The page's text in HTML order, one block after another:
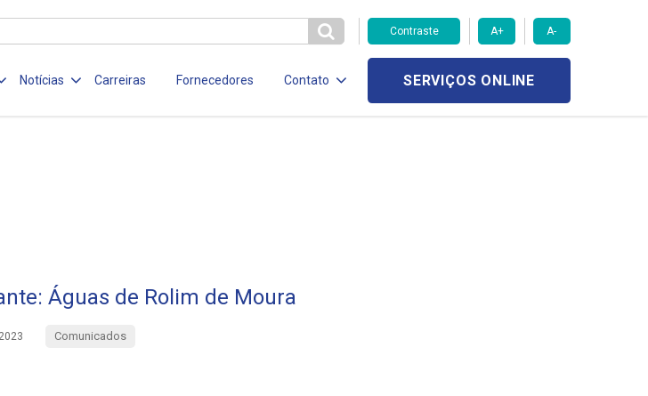
Contraste A+ A-
Notícias Carreiras Fornecedores Contato SERVIÇOS ONLINE
Águas de Rolim de Moura
Comunicados